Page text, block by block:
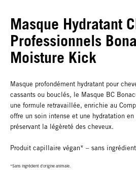
Masque Hydratant
Professionnels
Moisture Kick
Masque profondément hydratant pour
cassants ou bouclés, le Masque BC
une formule retravaillée, enrichie au
offre un soin intense et une hydratation en
préservant la légèreté des cheveux.
Produit capillaire végan* – sans
*Sans ingrédient d'origine animale.